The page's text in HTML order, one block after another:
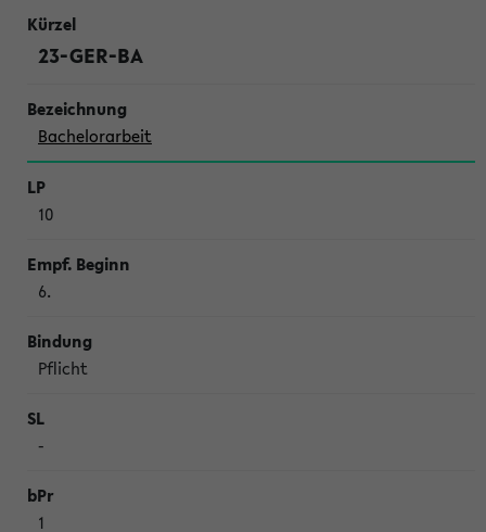
23-GER-BA
Bachelorarbeit
10
6.
Pflicht
-
1